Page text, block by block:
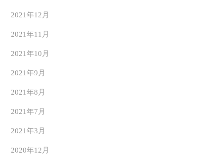
2021年12月
2021年11月
2021年10月
2021年9月
2021年8月
2021年7月
2021年3月
2020年12月